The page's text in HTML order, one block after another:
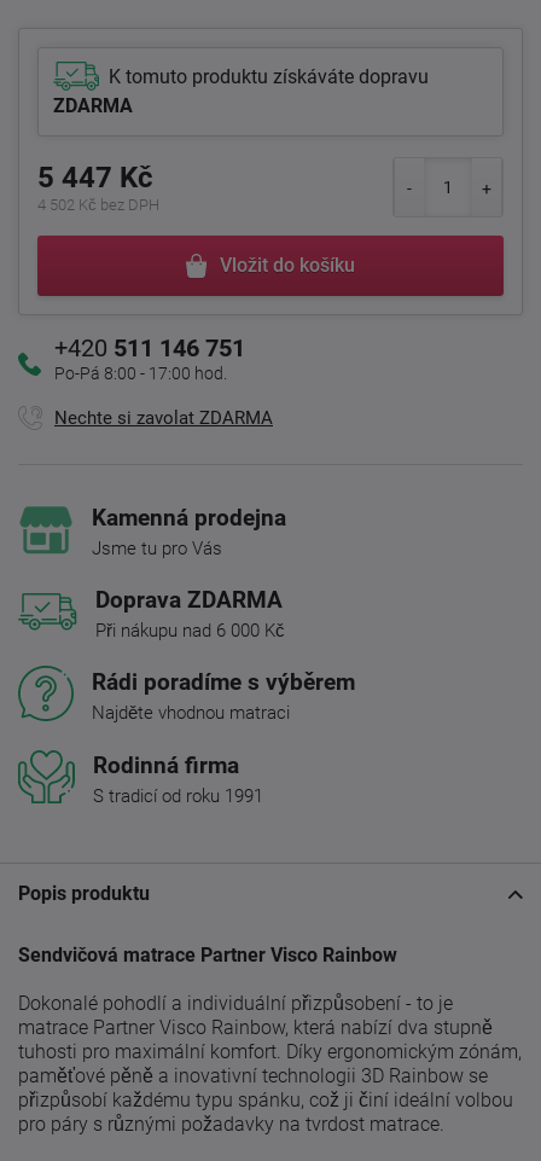
K tomuto produktu získáváte dopravu
ZDARMA
5 447 Kč
4 502 Kč bez DPH
Vložit do košíku
+420 511 146 751
Po-Pá 8:00 - 17:00 hod.
Nechte si zavolat ZDARMA
Kamenná prodejna
Jsme tu pro Vás
Doprava ZDARMA
Při nákupu nad 6 000 Kč
Rádi poradíme s výběrem
Najděte vhodnou matraci
Rodinná firma
S tradicí od roku 1991
Popis produktu
Sendvičová matrace Partner Visco Rainbow
Dokonalé pohodlí a individuální přizpůsobení - to je
matrace Partner Visco Rainbow, která nabízí dva stupně
tuhosti pro maximální komfort. Díky ergonomickým zónám,
paměťové pěně a inovativní technologii 3D Rainbow se
přizpůsobí každému typu spánku, což ji činí ideální volbou
pro páry s různými požadavky na tvrdost matrace.